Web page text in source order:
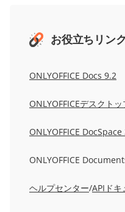
お役立ちリンク
ONLYOFFICE Docs 9.2
ONLYOFFICEデスクト
ONLYOFFICE DocSpace
ONLYOFFICE
ヘルプセンター/APIドキ